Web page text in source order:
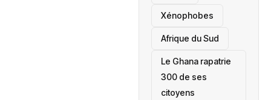
‎Xénophobes
Afrique du Sud
Le Ghana rapatrie
300 de ses
citoyens